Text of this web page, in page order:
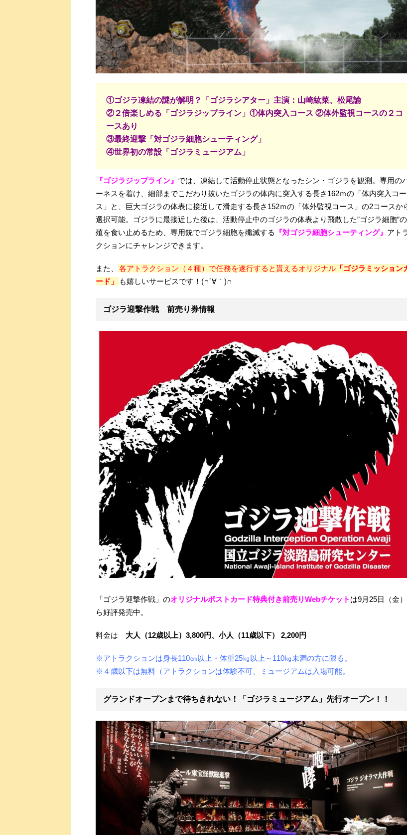
①ゴジラ凍結の謎が解明？「ゴジラシアター」主演：山崎紘菜、松尾諭
②２倍楽しめる「ゴジラジップライン」①体内突入コース ②体外監視コースの２コ
ースあり
③最終迎撃「対ゴジラ細胞シューティング」
④世界初の常設「ゴジラミュージアム」
『ゴジラジップライン』 では、凍結して活動停止状態となったシン・ゴジラを観測。専用の
ーネスを着け、細部までこだわり抜いたゴジラの体内に突入する長さ162ｍの「体内突入コー
ス」と、巨大ゴジラの体表に接近して滑走する長さ152ｍの「体外監視コース」の2コースか
選択可能。ゴジラに最接近した後は、活動停止中のゴジラの体表より飛散した”ゴジラ細胞”
殖を食い止めるため、専用銃でゴジラ細胞を殲滅する
『対ゴジラ細胞シューティング』 アト
クションにチャレンジできます。
また、 各アトラクション（４種）で任務を遂行すると貰えるオリジナル 「ゴジラミッション
ード」
も嬉しいサービスです！(∩´∀｀)∩
ゴジラ迎撃作戦 前売り券情報
「ゴジラ迎撃作戦」のオリジナルポストカード特典付き前売りWebチケット は9月25日（金
ら好評発売中。
料金は 大人（12歳以上）3,800円、小人（11歳以下） 2,200円
※アトラクションは身長110㎝以上・体重25㎏以上～110㎏未満の方に限る。
※４歳以下は無料（アトラクションは体験不可、ミュージアムは入場可能。
グランドオープンまで待ちきれない！「ゴジラミュージアム」先行オープン！！